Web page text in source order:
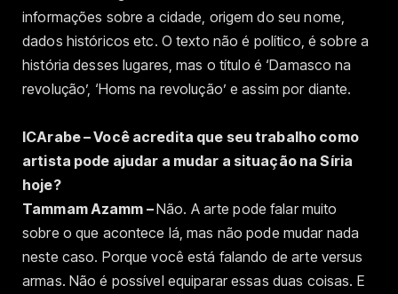
informações sobre a cidade, origem do seu nome,
dados históricos etc. O texto não é político, é sobre a
história desses lugares, mas o título é ‘Damasco na
revolução’, ‘Homs na revolução’ e assim por diante.
ICArabe – Você acredita que seu trabalho como
artista pode ajudar a mudar a situação na Síria
hoje?
Tammam Azamm –Não. A arte pode falar muito
sobre o que acontece lá, mas não pode mudar nada
neste caso. Porque você está falando de arte versus
armas. Não é possível equiparar essas duas coisas. E